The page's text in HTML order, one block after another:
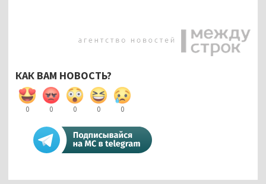
КАК ВАМ НОВОСТЬ?
0 0 0 0 0